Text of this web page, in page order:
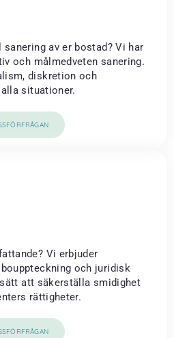
av er bostad? Vi har
och målmedveten sanering.
diskretion och
situationer.
Vi erbjuder
och juridisk
att säkerställa smidighet
rättigheter.